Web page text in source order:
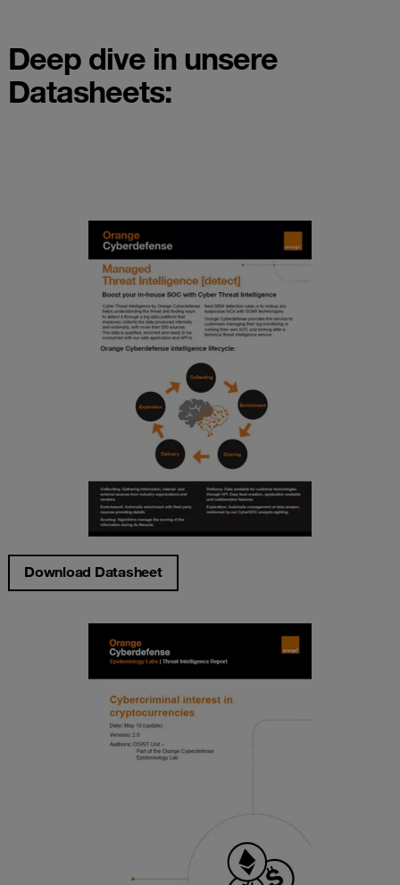
Deep dive in unsere
Datasheets:
Download Datasheet